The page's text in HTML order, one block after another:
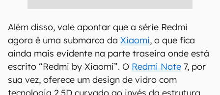
Além disso, vale apontar que a série Redmi
agora é uma submarca da Xiaomi, o que fica
ainda mais evidente na parte traseira onde está
escrito “Redmi by Xiaomi”. O Redmi Note 7, por
sua vez, oferece um design de vidro com